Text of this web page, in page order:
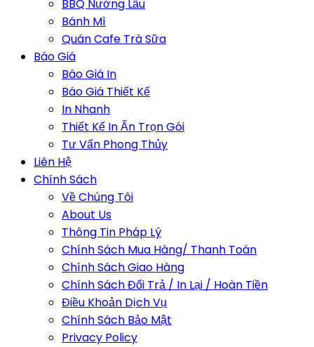
BBQ Nướng Lẩu
Bánh Mì
Quán Cafe Trà Sữa
Báo Giá
Báo Giá In
Báo Giá Thiết Kế
In Nhanh
Thiết Kế In Ấn Trọn Gói
Tư Vấn Phong Thủy
Liên Hệ
Chính Sách
Về Chúng Tôi
About Us
Thông Tin Pháp Lý
Chính Sách Mua Hàng/ Thanh Toán
Chính Sách Giao Hàng
Chính Sách Đổi Trả / In Lại / Hoàn Tiền
Điều Khoản Dịch Vụ
Chính Sách Bảo Mật
Privacy Policy